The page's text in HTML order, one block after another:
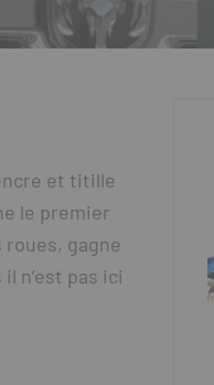
et titille
le premier
gagne
n’est pas ici